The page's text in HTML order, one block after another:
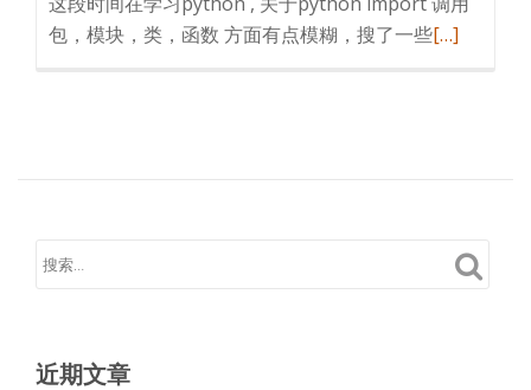
包，模块，类，函数 方面有点模糊，搜了一些阅
import
入
[…]
近期文章